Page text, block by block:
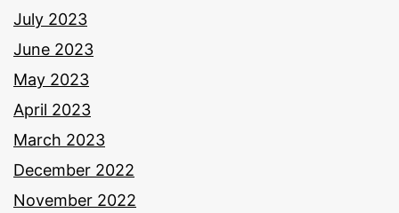
July 2023
June 2023
May 2023
April 2023
March 2023
December 2022
November 2022